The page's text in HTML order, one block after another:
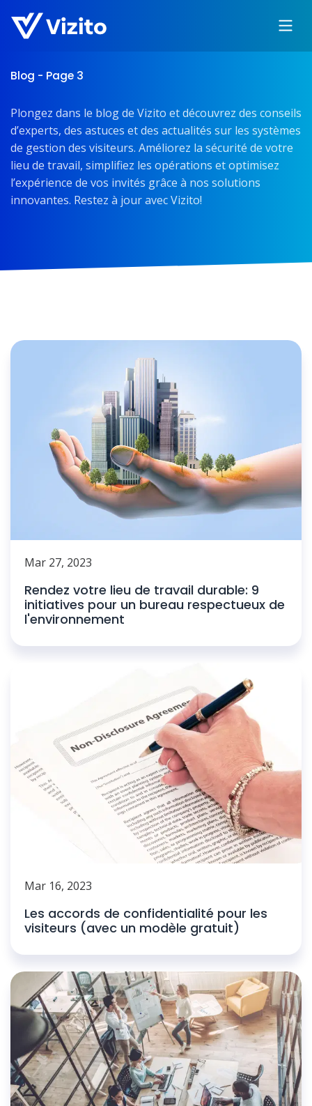
Blog - Page 3
Plongez dans le blog de Vizito et découvrez des conseils
d’experts, des astuces et des actualités sur les systèmes
de gestion des visiteurs. Améliorez la sécurité de votre
lieu de travail, simplifiez les opérations et optimisez
l’expérience de vos invités grâce à nos solutions
innovantes. Restez à jour avec Vizito!
Mar 27, 2023
Rendez votre lieu de travail durable: 9
initiatives pour un bureau respectueux de
l'environnement
Mar 16, 2023
Les accords de confidentialité pour les
visiteurs (avec un modèle gratuit)